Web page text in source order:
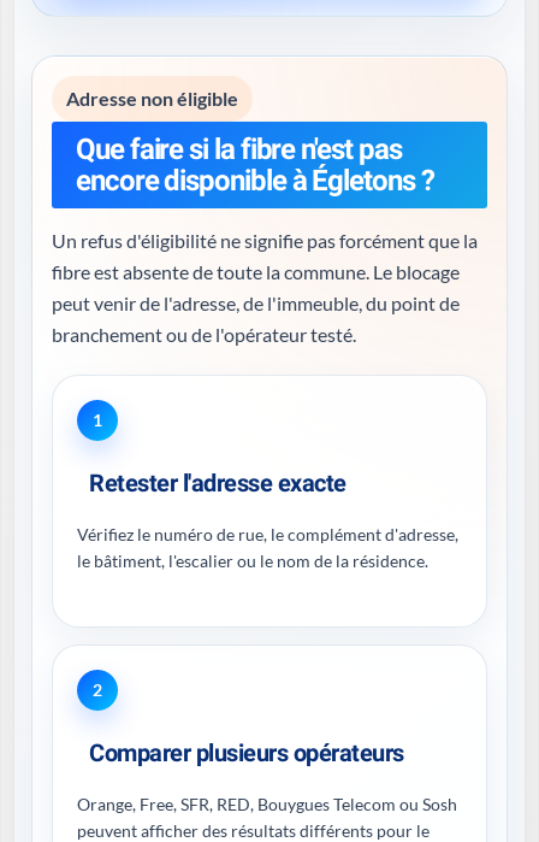
Adresse non éligible
Que faire si la fibre n'est pas
encore disponible à Égletons ?
Un refus d'éligibilité ne signifie pas forcément que la
fibre est absente de toute la commune. Le blocage
peut venir de l'adresse, de l'immeuble, du point de
branchement ou de l'opérateur testé.
1
Retester l'adresse exacte
Vérifiez le numéro de rue, le complément d'adresse,
le bâtiment, l'escalier ou le nom de la résidence.
2
Comparer plusieurs opérateurs
Orange, Free, SFR, RED, Bouygues Telecom ou Sosh
peuvent afficher des résultats différents pour le